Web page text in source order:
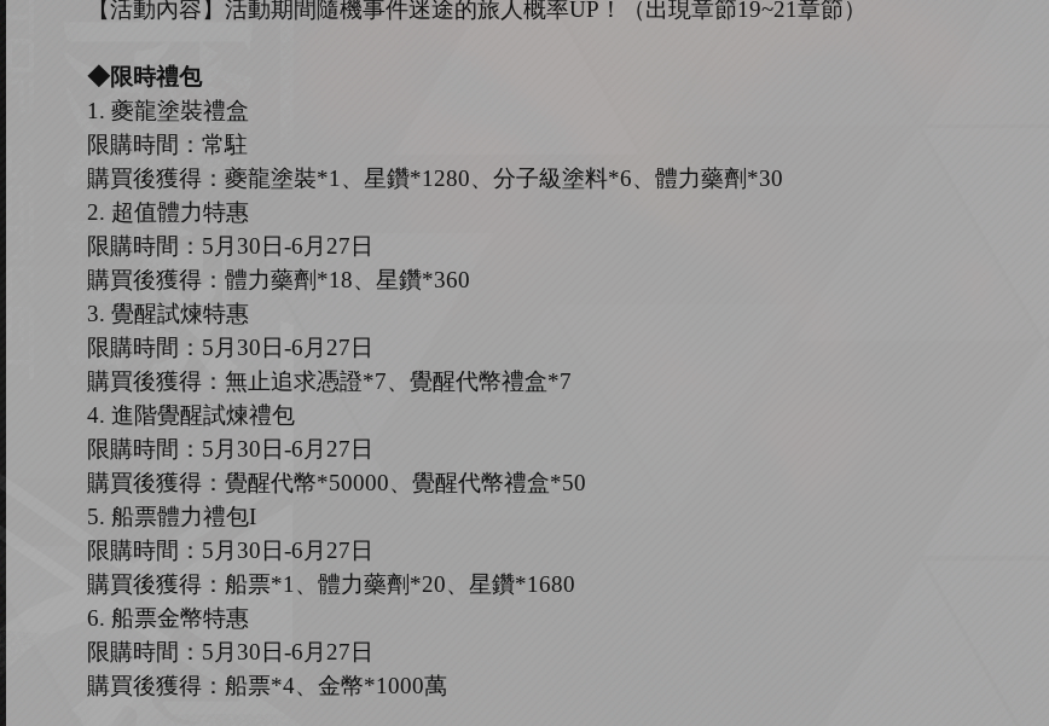
【活動內容】活動期間隨機事件迷途的旅人概率UP ！（出現章節19~21章節）
◆限時禮包
1. 夔龍塗裝禮盒
限購時間：常駐
購買後獲得：夔龍塗裝*1、星鑽*1280、分子級塗料*6、體力藥劑*30
2. 超值體力特惠
限購時間： 5月 30 日-6月 27 日
購買後獲得：體力藥劑 *18、星鑽*360
3. 覺醒試煉特惠
限購時間： 5月 30 日-6月 27 日
購買後獲得：無止追求憑證*7、覺醒代幣禮盒*7
4. 進階覺醒試煉禮包
限購時間： 5月 30 日-6月 27 日
購買後獲得：覺醒代幣*50000、覺醒代幣禮盒*50
5. 船票體力禮包I
限購時間： 5月 30 日-6月 27 日
購買後獲得：船票*1、體力藥劑*20、星鑽*1680
6. 船票金幣特惠
限購時間： 5月 30 日-6月 27 日
購買後獲得：船票*4、金幣*1000萬